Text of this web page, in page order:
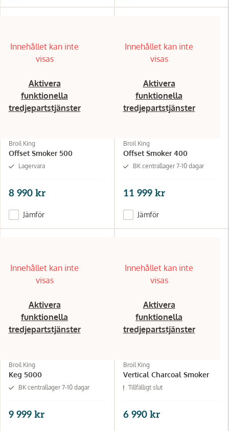
Innehållet kan inte
visas
Aktivera
funktionella
tredjepartstjänster
Broil King
Offset Smoker 500
Lagervara
8 990 kr
Jämför
Innehållet kan inte
visas
Aktivera
funktionella
tredjepartstjänster
Broil King
Offset Smoker 400
BK centrallager 7-10 dagar
11 999 kr
Jämför
Innehållet kan inte
visas
Aktivera
funktionella
tredjepartstjänster
Broil King
Keg 5000
BK centrallager 7-10 dagar
9 999 kr
Innehållet kan inte
visas
Aktivera
funktionella
tredjepartstjänster
Broil King
Vertical Charcoal Smoker
Tillfälligt slut
6 990 kr